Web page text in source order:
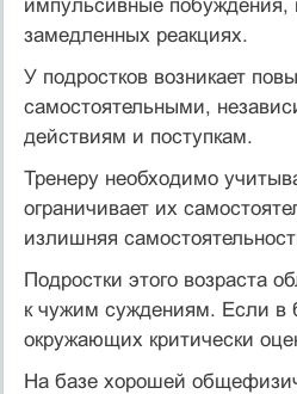
импульсивные побуждения,
замедленных реакциях.
У подростков возникает
самостоятельными,
действиям и поступкам.
Тренеру необходимо
ограничивает их
излишняя
Подростки этого возраста
к чужим суждениям. Если в
окружающих критически
На базе хорошей